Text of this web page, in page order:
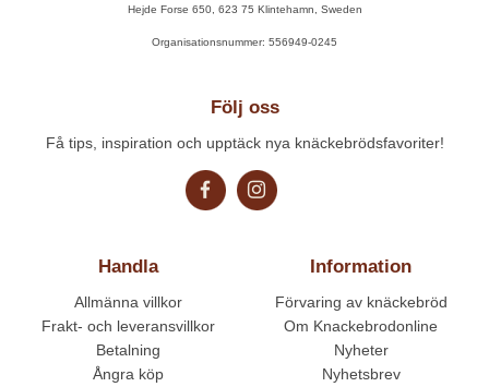
Hejde Forse 650, 623 75 Klintehamn, Sweden
Organisationsnummer: 556949-0245
Handla
Allmänna villkor
Frakt- och leveransvillkor
Betalning
Ångra köp
Information
Förvaring av knäckebröd
Om Knackebrodonline
Nyheter
Nyhetsbrev
Följ oss
Få tips, inspiration och upptäck nya knäckebrödsfavoriter!